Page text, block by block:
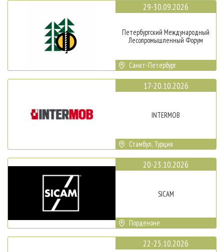
29-30.09.2026
Петербургский Международный
Лесопромышленный Форум
Санкт-Петербург
17-20.10.2026
INTERMOB
Стамбул, Турция
20-23.10.2026
SICAM
Порденоне
22-25.10.2026